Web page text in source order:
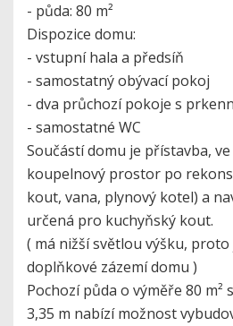
- půda: 80 m²
Dispozice domu:
- vstupní hala a předsíň
- samostatný obývací pokoj
- dva průchozí pokoje s
- samostatné WC
Součástí domu je přístavba,
koupelnový prostor po
kout, vana, plynový kotel) a
určená pro kuchyňský kout.
( má nižší světlou výšku,
doplňkové zázemí domu )
Pochozí půda o výměře 80 m²
3,35 m nabízí možnost